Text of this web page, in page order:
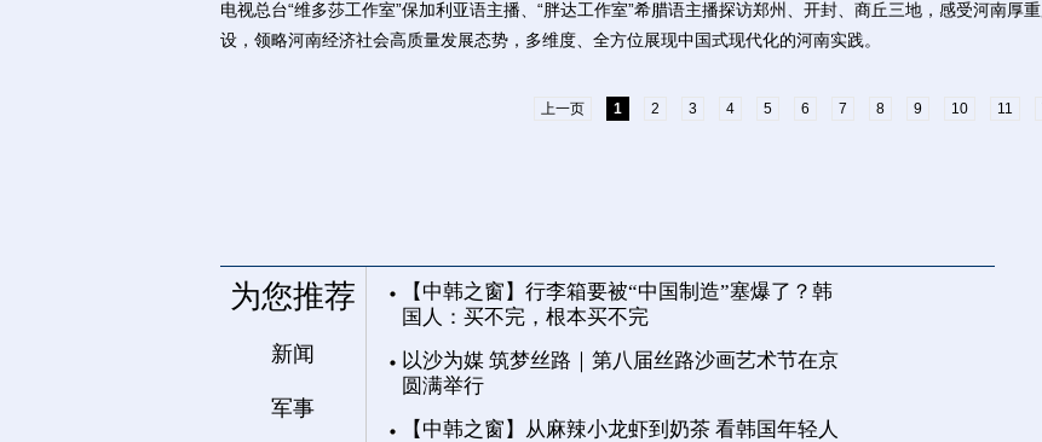
电视总台“维多莎工作室”保加利亚语主播、“胖达工作室”希腊语主播探访郑州、开封、商丘三地，感受河南厚
设，领略河南经济社会高质量发展态势，多维度、全方位展现中国式现代化的河南实践。
上一页 1 2 3 4 5 6 7 8 9 10 11
为您推荐
新闻
军事
【中韩之窗】行李箱要被“中国制造”塞爆了？韩
国人：买不完，根本买不完
以沙为媒 筑梦丝路｜第八届丝路沙画艺术节在京
圆满举行
【中韩之窗】从麻辣小龙虾到奶茶 看韩国年轻人